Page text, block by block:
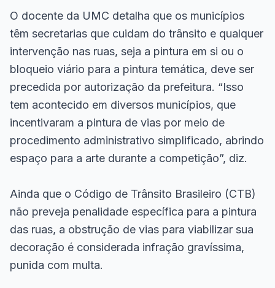
O docente da UMC detalha que os municípios
têm secretarias que cuidam do trânsito e qualquer
intervenção nas ruas, seja a pintura em si ou o
bloqueio viário para a pintura temática, deve ser
precedida por autorização da prefeitura. “Isso
tem acontecido em diversos municípios, que
incentivaram a pintura de vias por meio de
procedimento administrativo simplificado, abrindo
espaço para a arte durante a competição”, diz.
Ainda que o Código de Trânsito Brasileiro (CTB)
não preveja penalidade específica para a pintura
das ruas, a obstrução de vias para viabilizar sua
decoração é considerada infração gravíssima,
punida com multa.